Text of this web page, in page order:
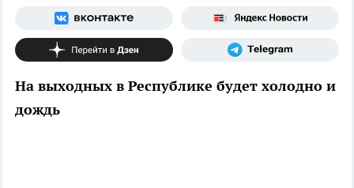
На выходных в Республике будет холодно и
дождь